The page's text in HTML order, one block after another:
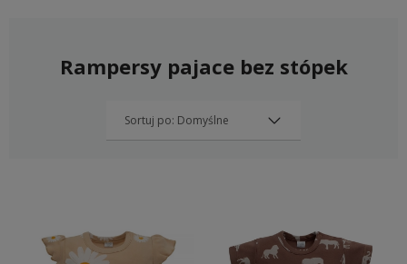
Rampersy pajace bez stópek